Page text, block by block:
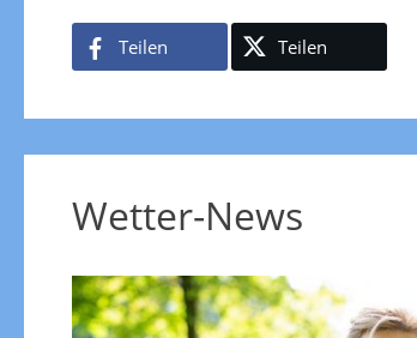
Teilen Teilen
Wetter-News